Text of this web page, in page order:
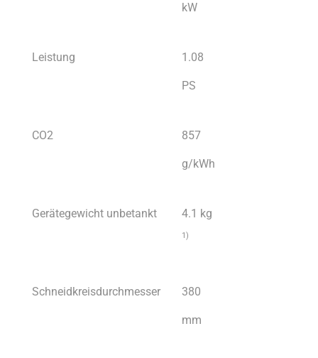
kW
Leistung 1.08
PS
CO2 857
g/kWh
Gerätegewicht unbetankt 4.1 kg
1 )
Schneidkreisdurchmesser 380
mm